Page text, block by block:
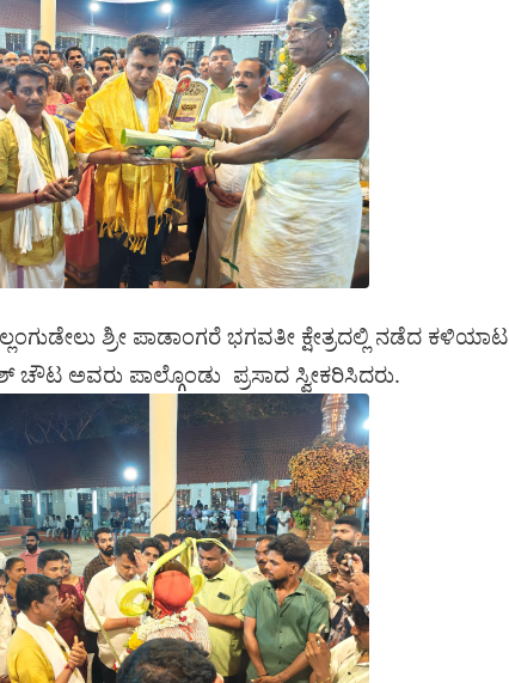
ಶ್ರೀ ಪಾಡಾಂಗರೆ ಭಗವತೀ ಕ್ಷೇತ್ರದಲ್ಲಿ ನಡೆದ ಕಳಿಯಾಟ
ಚೌಟ ಅವರು ಪಾಲ್ಗೊಂಡು ಪ್ರಸಾದ ಸ್ವೀಕರಿಸಿದರು.